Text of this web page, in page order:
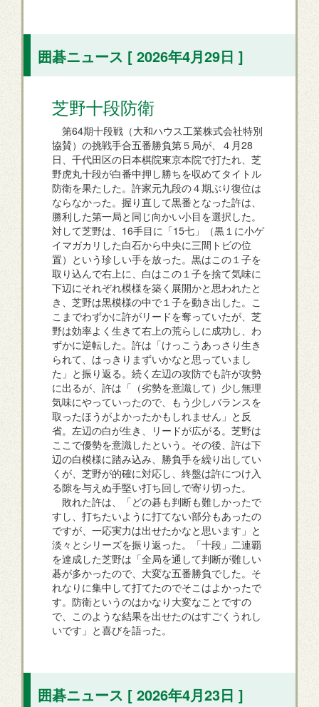
囲碁ニュース [ 2026年4月29日 ]
芝野十段防衛
第64期十段戦（大和ハウス工業株式会社特別
協賛）の挑戦手合五番勝負第５局が、４月28
日、千代田区の日本棋院東京本院で打たれ、芝
野虎丸十段が白番中押し勝ちを収めてタイトル
防衛を果たした。許家元九段の４期ぶり復位は
ならなかった。握り直して黒番となった許は、
勝利した第一局と同じ向かい小目を選択した。
対して芝野は、16手目に「15七」（黒１に小ゲ
イマガカリした白石から中央に三間トビの位
置）という珍しい手を放った。黒はこの１子を
取り込んで右上に、白はこの１子を捨て気味に
下辺にそれぞれ模様を築く展開かと思われたと
き、芝野は黒模様の中で１子を動き出した。こ
こまでわずかに許がリードを奪っていたが、芝
野は効率よく生きて右上の荒らしに成功し、わ
ずかに逆転した。許は「けっこうあっさり生き
られて、はっきりまずいかなと思っていまし
た」と振り返る。続く左辺の攻防でも許が攻勢
に出るが、許は「（劣勢を意識して）少し無理
気味にやっていったので、もう少しバランスを
取ったほうがよかったかもしれません」と反
省。左辺の白が生き、リードが広がる。芝野は
ここで優勢を意識したという。その後、許は下
辺の白模様に踏み込み、勝負手を繰り出してい
くが、芝野が的確に対応し、終盤は許につけ入
る隙を与えぬ手堅い打ち回しで寄り切った。
敗れた許は、「どの碁も判断も難しかったで
すし、打ちたいように打てない部分もあったの
ですが、一応実力は出せたかなと思います」と
淡々とシリーズを振り返った。「十段」二連覇
を達成した芝野は「全局を通して判断が難しい
碁が多かったので、大変な五番勝負でした。そ
れなりに集中して打てたのでそこはよかったで
す。防衛というのはかなり大変なことですの
で、このような結果を出せたのはすごくうれし
いです」と喜びを語った。
囲碁ニュース [ 2026年4月23日 ]